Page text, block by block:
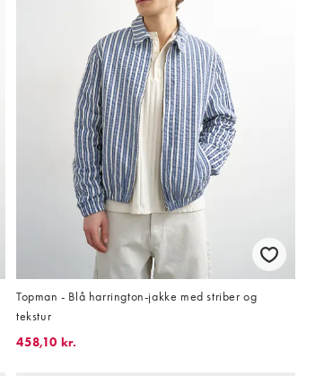
Topman - Blå harrington-jakke med striber og
tekstur
458,10 kr.